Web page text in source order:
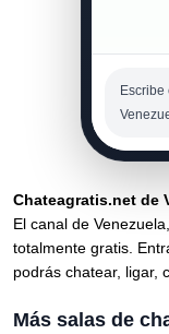
Chateagratis.net de
El canal de
totalmente gratis.
podrás chatear, ligar,
Más salas de